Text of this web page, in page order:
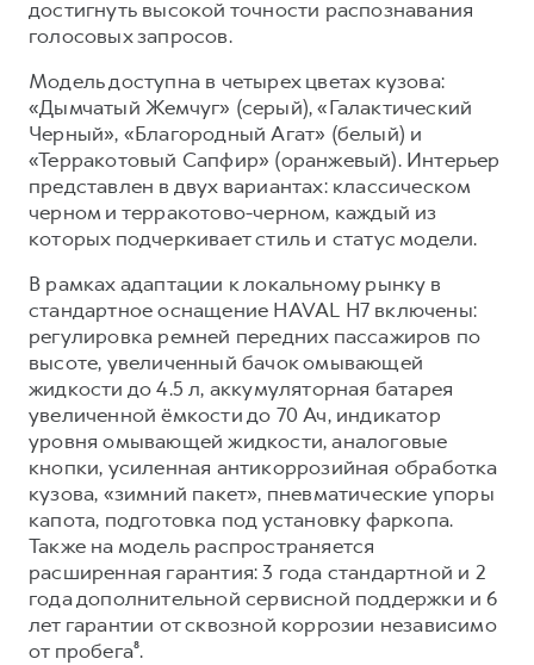
достигнуть высокой точности распознавания
голосовых запросов.
Модель доступна в четырех цветах кузова:
«Дымчатый Жемчуг» (серый), «Галактический
Черный», «Благородный Агат» (белый) и
«Терракотовый Сапфир» (оранжевый). Интерьер
представлен в двух вариантах: классическом
черном и терракотово-черном, каждый из
которых подчеркивает стиль и статус модели.
В рамках адаптации к локальному рынку в
стандартное оснащение HAVAL H7 включены:
регулировка ремней передних пассажиров по
высоте, увеличенный бачок омывающей
жидкости до 4.5 л, аккумуляторная батарея
увеличенной ёмкости до 70 Ач, индикатор
уровня омывающей жидкости, аналоговые
кнопки, усиленная антикоррозийная обработка
кузова, «зимний пакет», пневматические упоры
капота, подготовка под установку фаркопа.
Также на модель распространяется
расширенная гарантия: 3 года стандартной и 2
года дополнительной сервисной поддержки и 6
лет гарантии от сквозной коррозии независимо
от пробега⁸.